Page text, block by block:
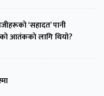
‘सहादत’ पानी
आतंकको लागि थियो?